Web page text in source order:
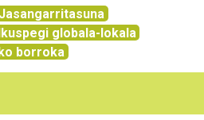
Jasangarritasuna
Ikuspegi globala-lokala
borroka